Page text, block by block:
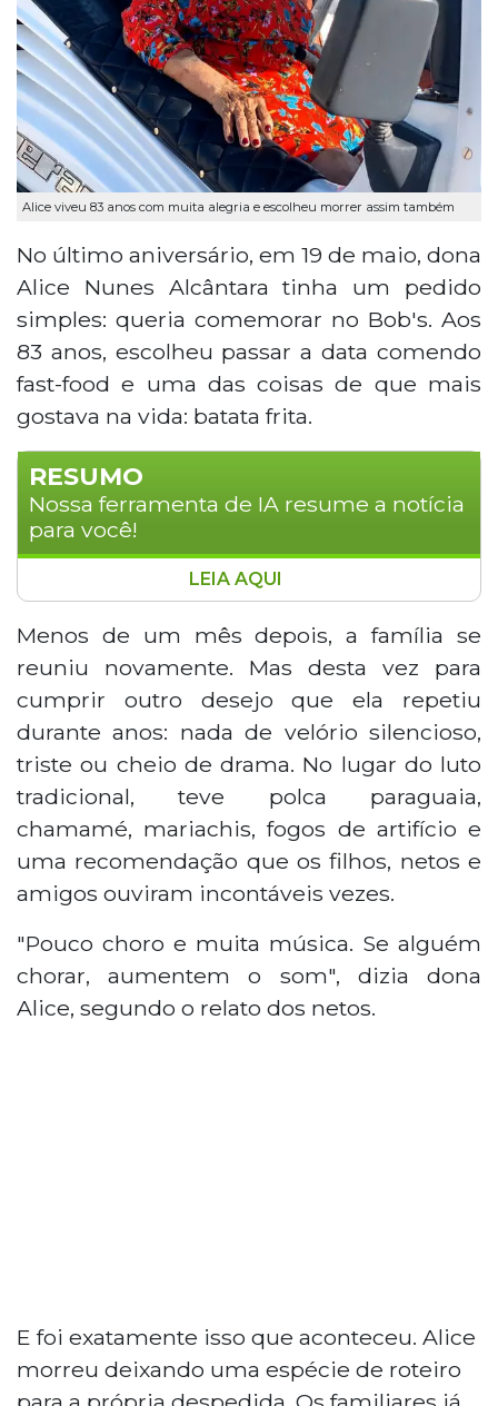
Alice viveu 83 anos com muita alegria e escolheu morrer assim também
No último aniversário, em 19 de maio, dona
Alice Nunes Alcântara tinha um pedido
simples: queria comemorar no Bob's. Aos
83 anos, escolheu passar a data comendo
fast-food e uma das coisas de que mais
gostava na vida: batata frita.
RESUMO
Nossa ferramenta de IA resume a notícia
para você!
Alice Nunes Alcântara, de 83 anos,
morreu deixando um pedido claro à
família: nada de velório triste. A
chamamé, mariachis e fogos de artifício,
conforme ela repetia em vida. Natural de
Bela Vista, Alice era festeira, falava três
idiomas e sobreviveu a uma grave
internação na pandemia, ganhando o
apelido de Fênix. O neto Leonardo
aumentou o volume da música no
momento mais difícil, cumprindo o
LEIA AQUI
Menos de um mês depois, a família se
reuniu novamente. Mas desta vez para
cumprir outro desejo que ela repetiu
durante anos: nada de velório silencioso,
triste ou cheio de drama. No lugar do luto
tradicional, teve polca paraguaia,
chamamé, mariachis, fogos de artifício e
uma recomendação que os filhos, netos e
amigos ouviram incontáveis vezes.
"Pouco choro e muita música. Se alguém
chorar, aumentem o som", dizia dona
Alice, segundo o relato dos netos.
E foi exatamente isso que aconteceu. Alice
morreu deixando uma espécie de roteiro